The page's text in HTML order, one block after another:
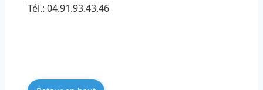
Tél.: 04.91.93.43.46